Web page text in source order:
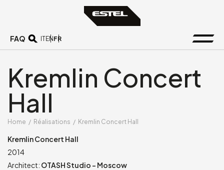
FAQ ITEN FR
Kremlin Concert
Hall
Home / Réalisations / Kremlin Concert Hall
Kremlin Concert Hall
2014
Architect: OTASH Studio - Moscow